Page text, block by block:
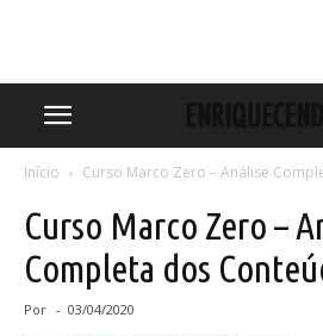
Início Curso Marco Zero – Análise
Curso Marco Zero –
Completa dos
Por - 03/04/2020